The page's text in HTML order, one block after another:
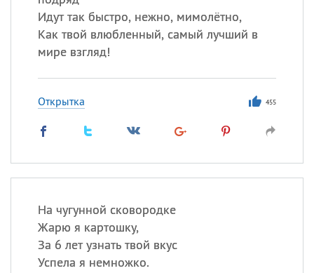
Идут так быстро, нежно, мимолётно,
Как твой влюбленный, самый лучший в
мире взгляд!
Открытка 455
На чугунной сковородке
Жарю я картошку,
За 6 лет узнать твой вкус
Успела я немножко.